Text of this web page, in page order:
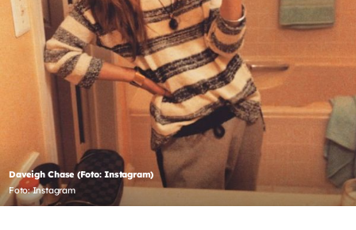
Daveigh Chase (Foto: Instagram)
Foto: Instagram